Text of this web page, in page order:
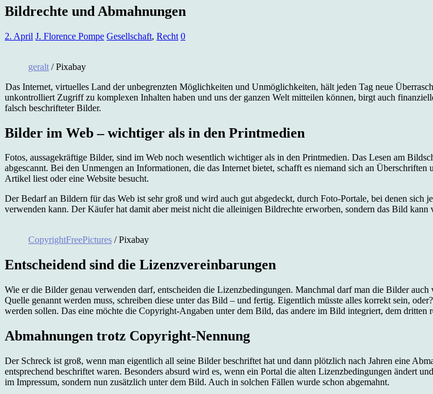
Bildrechte und Abmahnungen
2. April J. Florence Pompe Gesellschaft, Recht 0
geralt / Pixabay
Das Internet, virtuelles Land der unbegrenzten Möglichkeiten und Unmöglichkeiten, hält jeden Tag neue
unkontrolliert Zugriff zu komplexen Inhalten haben und uns der ganzen Welt mitteilen können, birgt auch
falsch beschrifteter Bilder.
Bilder im Web – wichtiger als in den Printmedien
Fotos, aussagekräftige Bilder, sind im Web noch wesentlich wichtiger als in den Printmedien. Das Lesen am
abgescannt. Bei den Unmengen an Informationen, die das Internet bietet, schafft es niemand sich an
Artikel liest oder eine Website besucht.
Der Bedarf an Bildern für das Web ist sehr groß und wird auch gut abgedeckt, durch Foto-Portale, bei denen sich
verwenden kann. Der Käufer hat damit aber meist nicht die alleinigen Bildrechte erworben, sondern das Bild
CopyrightFreePictures / Pixabay
Entscheidend sind die Lizenzvereinbarungen
Wie er die Bilder genau verwenden darf, entscheiden die Lizenzbedingungen. Manchmal darf man die Bilder
Quelle genannt werden muss, schreiben diese unter das Bild – und fertig. Eigentlich müsste alles korrekt sein,
werden sollen. Das eine möchte die Copyright-Angaben unter dem Bild, das andere im Bild integriert, dem dritten
Abmahnungen trotz Copyright-Nennung
Der Schreck ist groß, wenn man eigentlich all seine Bilder beschriftet hat und dann plötzlich nach Jahren eine
entsprechend beschriftet waren. Besonders absurd wird es, wenn ein Portal die alten Lizenzbedingungen ändert
im Impressum, sondern nun zusätzlich unter dem Bild. Auch in solchen Fällen wurde schon abgemahnt.